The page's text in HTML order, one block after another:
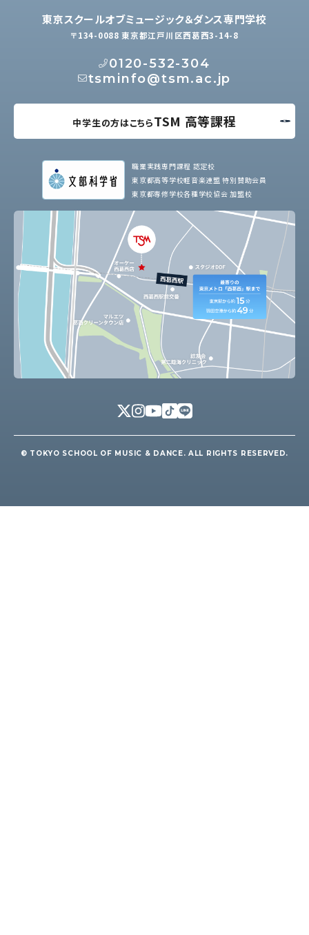
東京スクールオブミュージック＆ダンス専門学校
〒134-0088 東京都江戸川区西葛西3-14-8
0120-532-304
tsminfo@tsm.ac.jp
中学生の方はこちらTSM 高等課程
職業実践専門課程 認定校
東京都高等学校軽音楽連盟 特別賛助会員
東京都専修学校各種学校協会 加盟校
© TOKYO SCHOOL OF MUSIC & DANCE. ALL RIGHTS RESERVED.